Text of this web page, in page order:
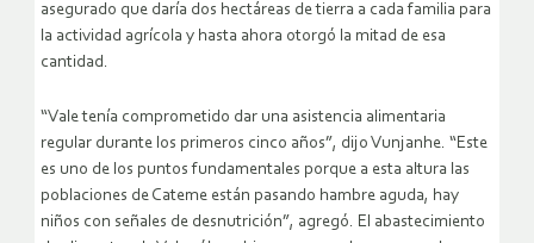
asegurado que daría dos hectáreas de tierra a cada familia para
la actividad agrícola y hasta ahora otorgó la mitad de esa
cantidad.
“Vale tenía comprometido dar una asistencia alimentaria
regular durante los primeros cinco años”, dijo Vunjanhe. “Este
es uno de los puntos fundamentales porque a esta altura las
poblaciones de Cateme están pasando hambre aguda, hay
niños con señales de desnutrición”, agregó. El abastecimiento